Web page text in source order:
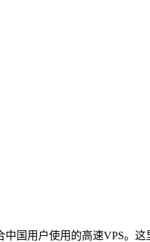
国用户使用的高速VPS。